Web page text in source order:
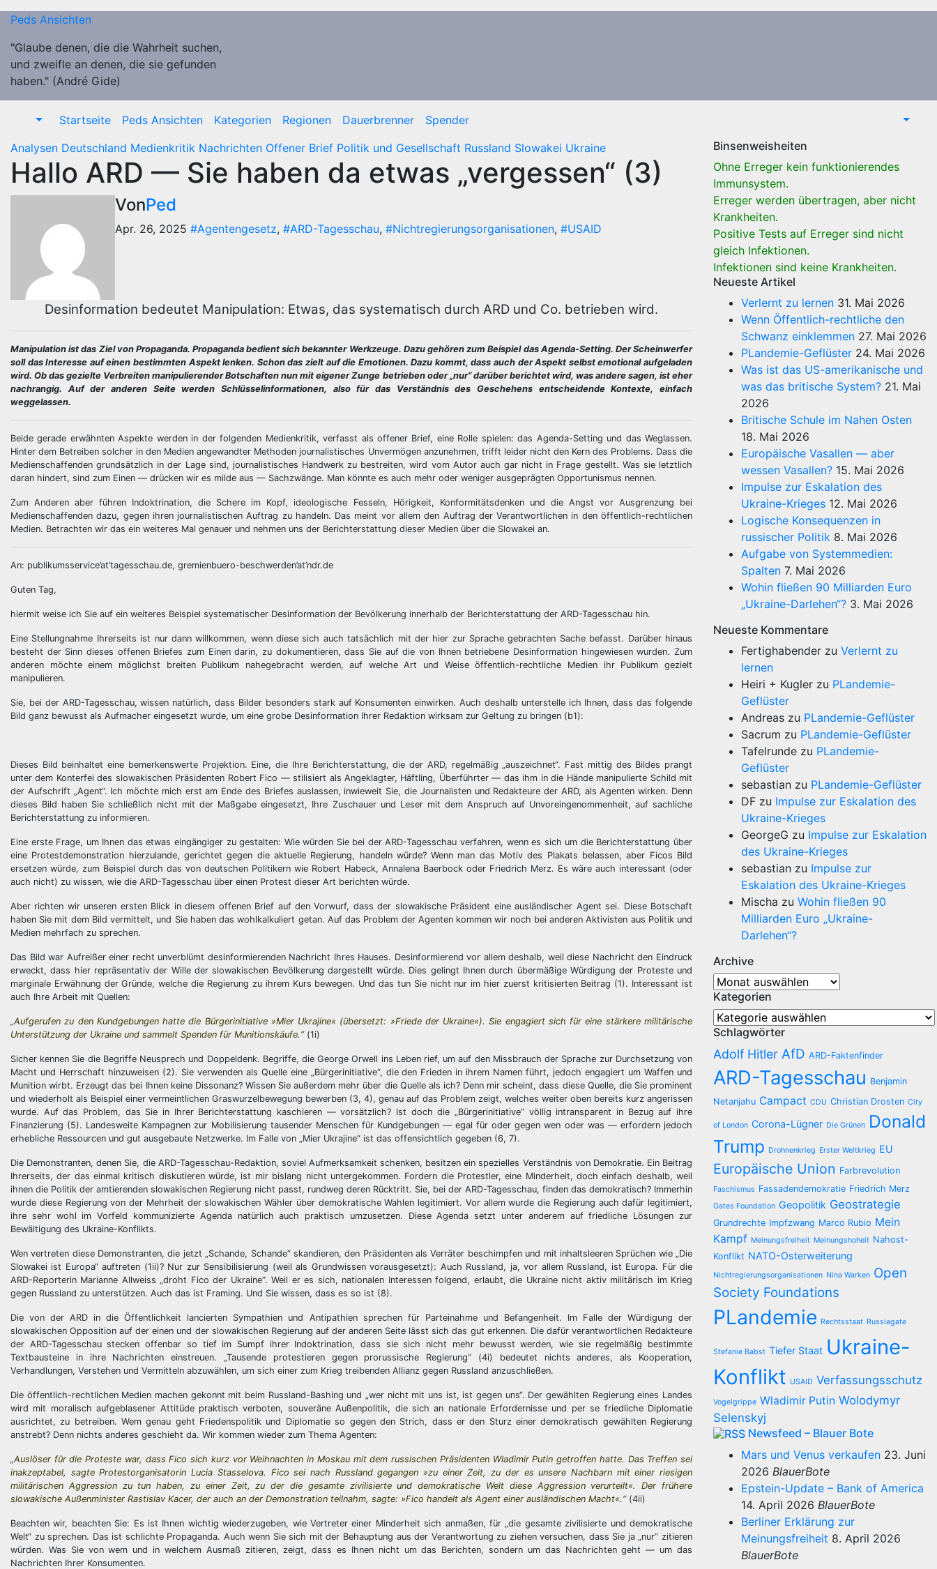
Zum
Inhalt
springen
Peds Ansichten
"Glaube denen, die die Wahrheit suchen,
und zweifle an denen, die sie gefunden
haben." (André Gide)
Startseite Peds Ansichten Kategorien Regionen Dauerbrenner
Spender
Analysen Deutschland Medienkritik Nachrichten Offener Brief Politik und Gesellschaft Russland Slowakei Ukraine
Hallo ARD — Sie haben da etwas „vergessen“ (3)
VonPed
Apr. 26, 2025 #Agentengesetz, #ARD-Tagesschau, #Nichtregierungsorganisationen, #USAID
Desinformation bedeutet Manipulation: Etwas, das systematisch durch ARD und Co. betrieben wird.
Manipulation ist das Ziel von Propaganda. Propaganda bedient sich bekannter Werkzeuge. Dazu gehören zum Beispiel das Agenda-Setting. Der Scheinwerfer
soll das Interesse auf einen bestimmten Aspekt lenken. Schon das zielt auf die Emotionen. Dazu kommt, dass auch der Aspekt selbst emotional aufgeladen
wird. Ob das gezielte Verbreiten manipulierender Botschaften nun mit eigener Zunge betrieben oder „nur“ darüber berichtet wird, was andere sagen, ist eher
nachrangig. Auf der anderen Seite werden Schlüsselinformationen, also für das Verständnis des Geschehens entscheidende Kontexte, einfach
weggelassen.
Beide gerade erwähnten Aspekte werden in der folgenden Medienkritik, verfasst als offener Brief, eine Rolle spielen: das Agenda-Setting und das Weglassen.
Hinter dem Betreiben solcher in den Medien angewandter Methoden journalistisches Unvermögen anzunehmen, trifft leider nicht den Kern des Problems. Dass die
Medienschaffenden grundsätzlich in der Lage sind, journalistisches Handwerk zu bestreiten, wird vom Autor auch gar nicht in Frage gestellt. Was sie letztlich
daran hindert, sind zum Einen — drücken wir es milde aus — Sachzwänge. Man könnte es auch mehr oder weniger ausgeprägten Opportunismus nennen.
Zum Anderen aber führen Indoktrination, die Schere im Kopf, ideologische Fesseln, Hörigkeit, Konformitätsdenken und die Angst vor Ausgrenzung bei
Medienschaffenden dazu, gegen ihren journalistischen Auftrag zu handeln. Das meint vor allem den Auftrag der Verantwortlichen in den öffentlich-rechtlichen
Medien. Betrachten wir das ein weiteres Mal genauer und nehmen uns der Berichterstattung dieser Medien über die Slowakei an.
An: publikumsservice’at’tagesschau.de, gremienbuero-beschwerden’at’ndr.de
Guten Tag,
hiermit weise ich Sie auf ein weiteres Beispiel systematischer Desinformation der Bevölkerung innerhalb der Berichterstattung der ARD-Tagesschau hin.
Eine Stellungnahme Ihrerseits ist nur dann willkommen, wenn diese sich auch tatsächlich mit der hier zur Sprache gebrachten Sache befasst. Darüber hinaus
besteht der Sinn dieses offenen Briefes zum Einen darin, zu dokumentieren, dass Sie auf die von Ihnen betriebene Desinformation hingewiesen wurden. Zum
anderen möchte einem möglichst breiten Publikum nahegebracht werden, auf welche Art und Weise öffentlich-rechtliche Medien ihr Publikum gezielt
manipulieren.
Sie, bei der ARD-Tagesschau, wissen natürlich, dass Bilder besonders stark auf Konsumenten einwirken. Auch deshalb unterstelle ich Ihnen, dass das folgende
Bild ganz bewusst als Aufmacher eingesetzt wurde, um eine grobe Desinformation Ihrer Redaktion wirksam zur Geltung zu bringen (b1):
Dieses Bild beinhaltet eine bemerkenswerte Projektion. Eine, die Ihre Berichterstattung, die der ARD, regelmäßig „auszeichnet“. Fast mittig des Bildes prangt
unter dem Konterfei des slowakischen Präsidenten Robert Fico — stilisiert als Angeklagter, Häftling, Überführter — das ihm in die Hände manipulierte Schild mit
der Aufschrift „Agent“. Ich möchte mich erst am Ende des Briefes auslassen, inwieweit Sie, die Journalisten und Redakteure der ARD, als Agenten wirken. Denn
dieses Bild haben Sie schließlich nicht mit der Maßgabe eingesetzt, Ihre Zuschauer und Leser mit dem Anspruch auf Unvoreingenommenheit, auf sachliche
Berichterstattung zu informieren.
Eine erste Frage, um Ihnen das etwas eingängiger zu gestalten: Wie würden Sie bei der ARD-Tagesschau verfahren, wenn es sich um die Berichterstattung über
eine Protestdemonstration hierzulande, gerichtet gegen die aktuelle Regierung, handeln würde? Wenn man das Motiv des Plakats belassen, aber Ficos Bild
ersetzen würde, zum Beispiel durch das von deutschen Politikern wie Robert Habeck, Annalena Baerbock oder Friedrich Merz. Es wäre auch interessant (oder
auch nicht) zu wissen, wie die ARD-Tagesschau über einen Protest dieser Art berichten würde.
Aber richten wir unseren ersten Blick in diesem offenen Brief auf den Vorwurf, dass der slowakische Präsident eine ausländischer Agent sei. Diese Botschaft
haben Sie mit dem Bild vermittelt, und Sie haben das wohlkalkuliert getan. Auf das Problem der Agenten kommen wir noch bei anderen Aktivisten aus Politik und
Medien mehrfach zu sprechen.
Das Bild war Aufreißer einer recht unverblümt desinformierenden Nachricht Ihres Hauses. Desinformierend vor allem deshalb, weil diese Nachricht den Eindruck
erweckt, dass hier repräsentativ der Wille der slowakischen Bevölkerung dargestellt würde. Dies gelingt Ihnen durch übermäßige Würdigung der Proteste und
marginale Erwähnung der Gründe, welche die Regierung zu ihrem Kurs bewegen. Und das tun Sie nicht nur im hier zuerst kritisierten Beitrag (1). Interessant ist
auch Ihre Arbeit mit Quellen:
„Aufgerufen zu den Kundgebungen hatte die Bürgerinitiative »Mier Ukrajine« (übersetzt: »Friede der Ukraine«). Sie engagiert sich für eine stärkere militärische
Unterstützung der Ukraine und sammelt Spenden für Munitionskäufe.“(1i)
Sicher kennen Sie die Begriffe Neusprech und Doppeldenk. Begriffe, die George Orwell ins Leben rief, um auf den Missbrauch der Sprache zur Durchsetzung von
Macht und Herrschaft hinzuweisen (2). Sie verwenden als Quelle eine „Bürgerinitiative“, die den Frieden in ihrem Namen führt, jedoch engagiert um Waffen und
Munition wirbt. Erzeugt das bei Ihnen keine Dissonanz? Wissen Sie außerdem mehr über die Quelle als ich? Denn mir scheint, dass diese Quelle, die Sie prominent
und wiederholt als Beispiel einer vermeintlichen Graswurzelbewegung bewerben (3, 4), genau auf das Problem zeigt, welches weiter oben bereits kurz angerissen
wurde. Auf das Problem, das Sie in Ihrer Berichterstattung kaschieren — vorsätzlich? Ist doch die „Bürgerinitiative“ völlig intransparent in Bezug auf ihre
Finanzierung (5). Landesweite Kampagnen zur Mobilisierung tausender Menschen für Kundgebungen — egal für oder gegen wen oder was — erfordern jedoch
erhebliche Ressourcen und gut ausgebaute Netzwerke. Im Falle von „Mier Ukrajine“ ist das offensichtlich gegeben (6, 7).
Die Demonstranten, denen Sie, die ARD-Tagesschau-Redaktion, soviel Aufmerksamkeit schenken, besitzen ein spezielles Verständnis von Demokratie. Ein Beitrag
Ihrerseits, der das einmal kritisch diskutieren würde, ist mir bislang nicht untergekommen. Fordern die Protestler, eine Minderheit, doch einfach deshalb, weil
ihnen die Politik der amtierenden slowakischen Regierung nicht passt, rundweg deren Rücktritt. Sie, bei der ARD-Tagesschau, finden das demokratisch? Immerhin
wurde diese Regierung von der Mehrheit der slowakischen Wähler über demokratische Wahlen legitimiert. Vor allem wurde die Regierung auch dafür legitimiert,
ihre sehr wohl im Vorfeld kommunizierte Agenda natürlich auch praktisch umzusetzen. Diese Agenda setzt unter anderem auf friedliche Lösungen zur
Bewältigung des Ukraine-Konflikts.
Wen vertreten diese Demonstranten, die jetzt „Schande, Schande“ skandieren, den Präsidenten als Verräter beschimpfen und mit inhaltsleeren Sprüchen wie „Die
Slowakei ist Europa“ auftreten (1ii)? Nur zur Sensibilisierung (weil als Grundwissen vorausgesetzt): Auch Russland, ja, vor allem Russland, ist Europa. Für die
ARD-Reporterin Marianne Allweiss „droht Fico der Ukraine“. Weil er es sich, nationalen Interessen folgend, erlaubt, die Ukraine nicht aktiv militärisch im Krieg
gegen Russland zu unterstützen. Auch das ist Framing. Und Sie wissen, dass es so ist (8).
Die von der ARD in die Öffentlichkeit lancierten Sympathien und Antipathien sprechen für Parteinahme und Befangenheit. Im Falle der Würdigung der
slowakischen Opposition auf der einen und der slowakischen Regierung auf der anderen Seite lässt sich das gut erkennen. Die dafür verantwortlichen Redakteure
der ARD-Tagesschau stecken offenbar so tief im Sumpf ihrer Indoktrination, dass sie sich nicht mehr bewusst werden, wie sie regelmäßig bestimmte
Textbausteine in ihre Nachrichten einstreuen. „Tausende protestieren gegen prorussische Regierung“ (4i) bedeutet nichts anderes, als Kooperation,
Verhandlungen, Verstehen und Vermitteln abzuwählen, um sich einer zum Krieg treibenden Allianz gegen Russland anzuschließen.
Die öffentlich-rechtlichen Medien machen gekonnt mit beim Russland-Bashing und „wer nicht mit uns ist, ist gegen uns“. Der gewählten Regierung eines Landes
wird mit moralisch aufgeblasener Attitüde praktisch verboten, souveräne Außenpolitik, die sich an nationale Erfordernisse und per se friedliche Diplomatie
ausrichtet, zu betreiben. Wem genau geht Friedenspolitik und Diplomatie so gegen den Strich, dass er den Sturz einer demokratisch gewählten Regierung
anstrebt? Denn nichts anderes geschieht da. Wir kommen wieder zum Thema Agenten:
„Auslöser für die Proteste war, dass Fico sich kurz vor Weihnachten in Moskau mit dem russischen Präsidenten Wladimir Putin getroffen hatte. Das Treffen sei
inakzeptabel, sagte Protestorganisatorin Lucia Stasselova. Fico sei nach Russland gegangen »zu einer Zeit, zu der es unsere Nachbarn mit einer riesigen
militärischen Aggression zu tun haben, zu einer Zeit, zu der die gesamte zivilisierte und demokratische Welt diese Aggression verurteilt«. Der frühere
slowakische Außenminister Rastislav Kacer, der auch an der Demonstration teilnahm, sagte: »Fico handelt als Agent einer ausländischen Macht«.“(4ii)
Beachten wir, beachten Sie: Es ist Ihnen wichtig wiederzugeben, wie Vertreter einer Minderheit sich anmaßen, für „die gesamte zivilisierte und demokratische
Welt“ zu sprechen. Das ist schlichte Propaganda. Auch wenn Sie sich mit der Behauptung aus der Verantwortung zu ziehen versuchen, dass Sie ja „nur“ zitieren
würden. Was Sie von wem und in welchem Ausmaß zitieren, zeigt, dass es Ihnen nicht um das Berichten, sondern um das Nachrichten geht — um das
Nachrichten Ihrer Konsumenten.
Binsenweisheiten
Ohne Erreger kein funktionierendes
Immunsystem.
Erreger werden übertragen, aber nicht
Krankheiten.
Positive Tests auf Erreger sind nicht
gleich Infektionen.
Infektionen sind keine Krankheiten.
Neueste Artikel
Verlernt zu lernen 31. Mai 2026
Wenn Öffentlich-rechtliche den
Schwanz einklemmen 27. Mai 2026
PLandemie-Geflüster 24. Mai 2026
Was ist das US-amerikanische und
was das britische System? 21. Mai
2026
Britische Schule im Nahen Osten
18. Mai 2026
Europäische Vasallen — aber
wessen Vasallen? 15. Mai 2026
Impulse zur Eskalation des
Ukraine-Krieges 12. Mai 2026
Logische Konsequenzen in
russischer Politik 8. Mai 2026
Aufgabe von Systemmedien:
Spalten 7. Mai 2026
Wohin fließen 90 Milliarden Euro
„Ukraine-Darlehen“? 3. Mai 2026
Neueste Kommentare
Fertighabender zu Verlernt zu
lernen
Heiri + Kugler zu PLandemie-
Geflüster
Andreas zu PLandemie-Geflüster
Sacrum zu PLandemie-Geflüster
Tafelrunde zu PLandemie-
Geflüster
sebastian zu PLandemie-Geflüster
DF zu Impulse zur Eskalation des
Ukraine-Krieges
GeorgeG zu Impulse zur Eskalation
des Ukraine-Krieges
sebastian zu Impulse zur
Eskalation des Ukraine-Krieges
Mischa zu Wohin fließen 90
Milliarden Euro „Ukraine-
Darlehen“?
Archive
Archive
Kategorien
Kategorien
Schlagwörter
Adolf Hitler AfD ARD-Faktenfinder
ARD-Tagesschau Benjamin
Netanjahu Campact CDU Christian Drosten City
of London Corona-Lügner Die Grünen Donald
Trump Drohnenkrieg Erster Weltkrieg EU
Europäische Union Farbrevolution
Faschismus Fassadendemokratie Friedrich Merz
Gates Foundation Geopolitik Geostrategie
Grundrechte Impfzwang Marco Rubio Mein
Kampf Meinungsfreiheit Meinungshoheit Nahost-
Konflikt NATO-Osterweiterung
Nichtregierungsorganisationen Nina Warken Open
Society Foundations
PLandemie Rechtsstaat Russiagate
Stefanie Babst Tiefer Staat Ukraine-
Konflikt USAID Verfassungsschutz
Vogelgrippe Wladimir Putin Wolodymyr
Selenskyj
Newsfeed – Blauer Bote
Mars und Venus verkaufen 23. Juni
2026 BlauerBote
Epstein-Update – Bank of America
14. April 2026 BlauerBote
Berliner Erklärung zur
Meinungsfreiheit 8. April 2026
BlauerBote